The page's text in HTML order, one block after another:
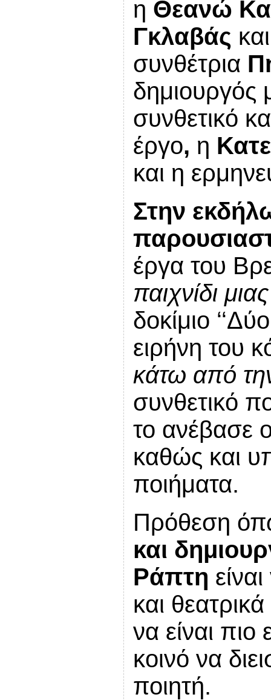
η Θεανώ
Γκλαβάς
συνθέτρια
δημιουργός
συνθετικό
έργο, η
και η
Στην
έργα του
παιχνίδι
δοκίμιο
ειρήνη του
κάτω από
συνθετικό
το ανέβασε
καθώς και
ποιήματα.
Πρόθεση
και
Ράπτη
και
να είναι
κοινό να
ποιητή.